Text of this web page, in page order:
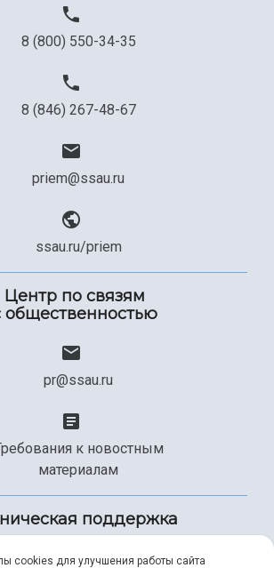
8 (800) 550-34-35
8 (846) 267-48-67
priem@ssau.ru
ssau.ru/priem
Центр по связям
общественностью
pr@ssau.ru
к новостным
материалам
поддержка
cookies для улучшения работы сайта